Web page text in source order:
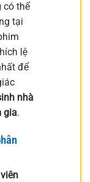
có thể
tại
lệ
để
nhà
gia.